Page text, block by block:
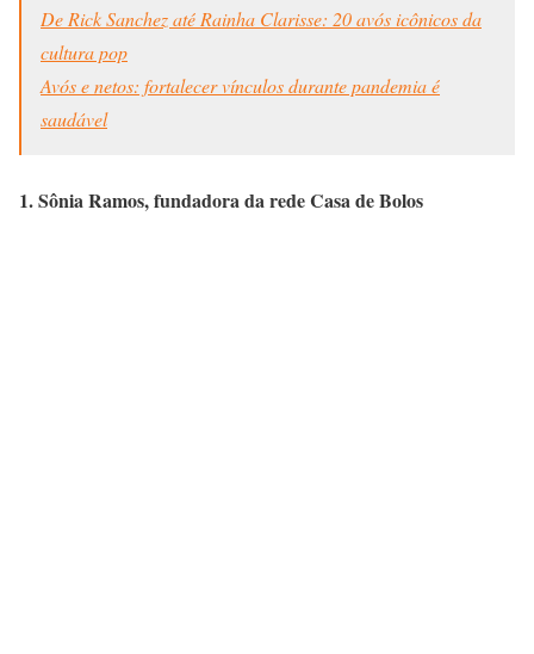
De Rick Sanchez até Rainha Clarisse: 20 avós icônicos da
cultura pop
Avós e netos: fortalecer vínculos durante pandemia é
saudável
1. Sônia Ramos, fundadora da rede Casa de Bolos